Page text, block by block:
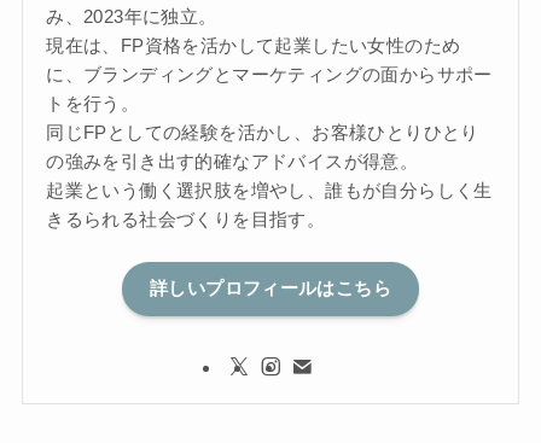
み、2023年に独立。
現在は、FP資格を活かして起業したい女性のため
に、ブランディングとマーケティングの面からサポー
トを行う。
同じFPとしての経験を活かし、お客様ひとりひとり
の強みを引き出す的確なアドバイスが得意。
起業という働く選択肢を増やし、誰もが自分らしく生
きるられる社会づくりを目指す。
詳しいプロフィールはこちら